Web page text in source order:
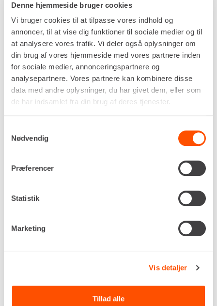
Denne hjemmeside bruger cookies
Vi bruger cookies til at tilpasse vores indhold og
annoncer, til at vise dig funktioner til sociale medier og til
at analysere vores trafik. Vi deler også oplysninger om
din brug af vores hjemmeside med vores partnere inden
for sociale medier, annonceringspartnere og
analysepartnere. Vores partnere kan kombinere disse
data med andre oplysninger, du har givet dem, eller som
de har indsamlet fra din brug af deres tjenester.
Nødvendig
Præferencer
Statistik
Marketing
Vis detaljer
Tillad alle